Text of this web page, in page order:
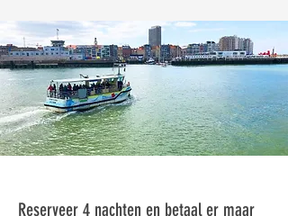
Reserveer 4 nachten en betaal er maar